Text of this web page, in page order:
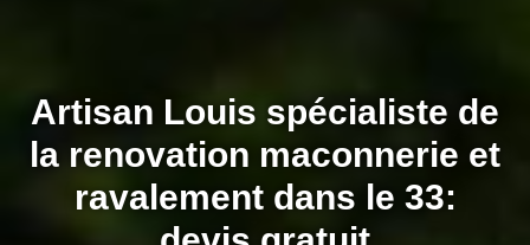
Artisan Louis spécialiste de
la renovation maconnerie et
ravalement dans le 33: